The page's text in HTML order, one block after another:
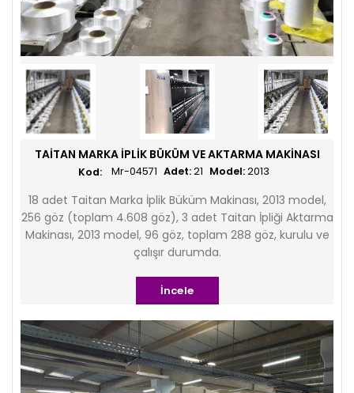
TAITAN MARKA İPLIK BÜKÜM VE AKTARMA MAKINASI
Adet:21 Model:2013
Mr-04571
18 adet Taitan Marka İplik Büküm Makinası, 2013 model,
256 göz (toplam 4.608 göz), 3 adet Taitan İpliği Aktarma
Makinası, 2013 model, 96 göz, toplam 288 göz, kurulu ve
çalışır durumda.
İncele